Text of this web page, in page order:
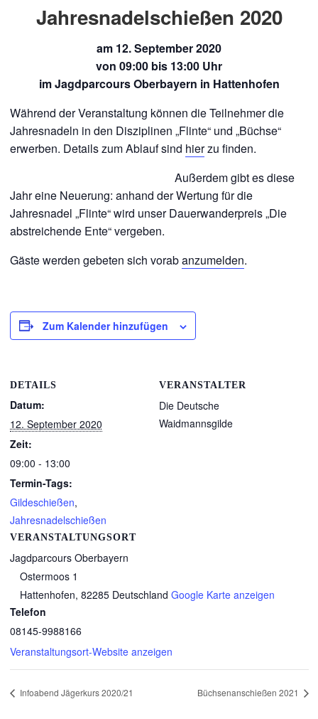
Jahresnadelschießen 2020
am 12. September 2020
von 09:00 bis 13:00 Uhr
im Jagdparcours Oberbayern in Hattenhofen
Während der Veranstaltung können die Teilnehmer die
Jahresnadeln in den Disziplinen „Flinte“ und „Büchse“
erwerben. Details zum Ablauf sind hierzu finden.
Außerdem gibt es diese
Jahr eine Neuerung: anhand der Wertung für die
Jahresnadel „Flinte“ wird unser Dauerwanderpreis „Die
abstreichende Ente“ vergeben.
Gäste werden gebeten sich vorabanzumelden.
Zum Kalender hinzufügen
DETAILS
Datum:
12. September 2020
Zeit:
09:00 - 13:00
Termin-Tags:
Gildeschießen,
Jahresnadelschießen
VERANSTALTUNGSORT
Jagdparcours Oberbayern
Ostermoos 1
Hattenhofen, 82285 Deutschland Google Karte anzeigen
Telefon
08145-9988166
Veranstaltungsort-Website anzeigen
VERANSTALTER
Die Deutsche
Waidmannsgilde
Infoabend Jägerkurs 2020/21 Büchsenanschießen 2021